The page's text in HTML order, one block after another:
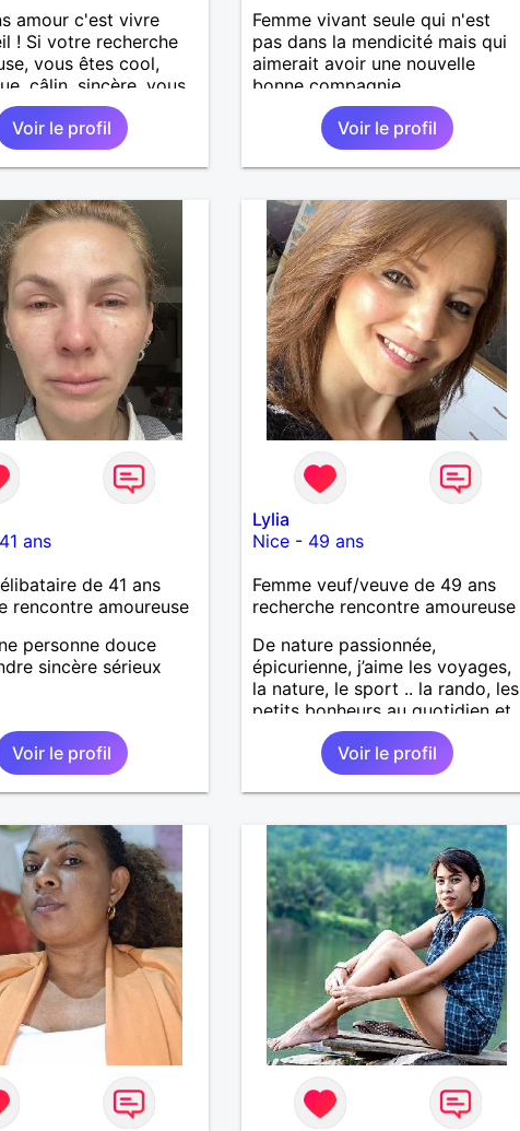
amour c'est vivre
! Si votre recherche
vous êtes cool,
câlin, sincère, vous
contacter !
Voir le profil
Femme vivant seule qui n'est
pas dans la mendicité mais qui
aimerait avoir une nouvelle
bonne compagnie.
Voir le profil
41 ans
de 41 ans
rencontre amoureuse
personne douce
sincère sérieux
Voir le profil
Lylia
Nice- 49 ans
Femme veuf/veuve de 49 ans
recherche rencontre amoureuse
De nature passionnée,
épicurienne, j’aime les voyages,
la nature, le sport .. la rando, les
petits bonheurs au quotidien et
surtout … le chocolat 🙂 Je
recherche un homme avec des
belles valeurs, respectueux,
bienveillant. Une jolie rencontre,
vivre une belle histoire d’amour
et profiter de ce que la vie peut
nous offrir de plus beau en
retour. Je tiens à préciser, que je
cherche un homme sans enfants,
qui ne boit pas et ne fume pas.
Voir le profil